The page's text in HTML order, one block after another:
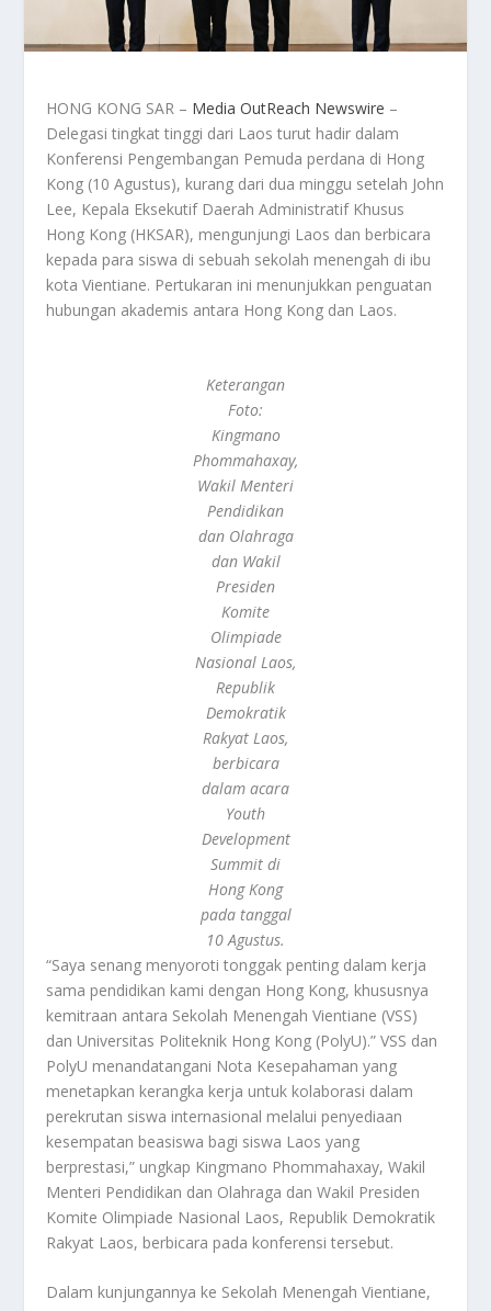
HONG KONG SAR – Media OutReach Newswire –
Delegasi tingkat tinggi dari Laos turut hadir dalam
Konferensi Pengembangan Pemuda perdana di Hong
Kong (10 Agustus), kurang dari dua minggu setelah John
Lee, Kepala Eksekutif Daerah Administratif Khusus
Hong Kong (HKSAR), mengunjungi Laos dan berbicara
kepada para siswa di sebuah sekolah menengah di ibu
kota Vientiane. Pertukaran ini menunjukkan penguatan
hubungan akademis antara Hong Kong dan Laos.
Keterangan
Foto:
Kingmano
Phommahaxay,
Wakil Menteri
Pendidikan
dan Olahraga
dan Wakil
Presiden
Komite
Olimpiade
Nasional Laos,
Republik
Demokratik
Rakyat Laos,
berbicara
dalam acara
Youth
Development
Summit di
Hong Kong
pada tanggal
10 Agustus.
“Saya senang menyoroti tonggak penting dalam kerja
sama pendidikan kami dengan Hong Kong, khususnya
kemitraan antara Sekolah Menengah Vientiane (VSS)
dan Universitas Politeknik Hong Kong (PolyU).” VSS dan
PolyU menandatangani Nota Kesepahaman yang
menetapkan kerangka kerja untuk kolaborasi dalam
perekrutan siswa internasional melalui penyediaan
kesempatan beasiswa bagi siswa Laos yang
berprestasi,” ungkap Kingmano Phommahaxay, Wakil
Menteri Pendidikan dan Olahraga dan Wakil Presiden
Komite Olimpiade Nasional Laos, Republik Demokratik
Rakyat Laos, berbicara pada konferensi tersebut.
Dalam kunjungannya ke Sekolah Menengah Vientiane,